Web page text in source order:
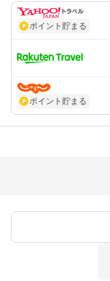
補足 車／無料
ポイント貯まる
ポイント貯まる